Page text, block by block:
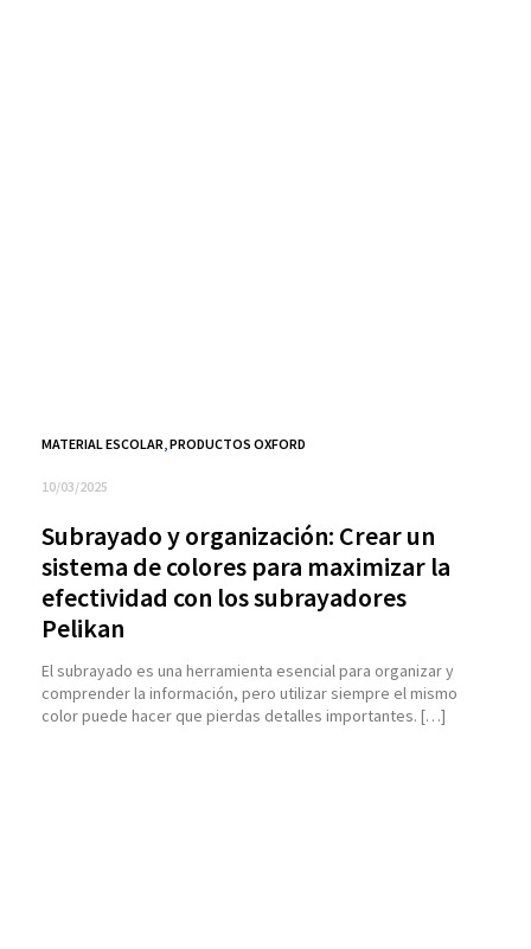
MATERIAL ESCOLAR,PRODUCTOS OXFORD
10/03/2025
Subrayado y organización: Crear un
sistema de colores para maximizar la
efectividad con los subrayadores
Pelikan
El subrayado es una herramienta esencial para organizar y
comprender la información, pero utilizar siempre el mismo
color puede hacer que pierdas detalles importantes. […]